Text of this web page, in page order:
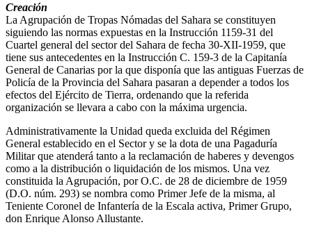
Creación
La Agrupación de Tropas Nómadas del Sahara se constituyen
siguiendo las normas expuestas en la Instrucción 1159-31 del
Cuartel general del sector del Sahara de fecha 30-XII-1959, que
tiene sus antecedentes en la Instrucción C. 159-3 de la Capitanía
General de Canarias por la que disponía que las antiguas Fuerzas de
Policía de la Provincia del Sahara pasaran a depender a todos los
efectos del Ejército de Tierra, ordenando que la referida
organización se llevara a cabo con la máxima urgencia.
Administrativamente la Unidad queda excluida del Régimen
General establecido en el Sector y se la dota de una Pagaduría
Militar que atenderá tanto a la reclamación de haberes y devengos
como a la distribución o liquidación de los mismos. Una vez
constituida la Agrupación, por O.C. de 28 de diciembre de 1959
(D.O. núm. 293) se nombra como Primer Jefe de la misma, al
Teniente Coronel de Infantería de la Escala activa, Primer Grupo,
don Enrique Alonso Allustante.